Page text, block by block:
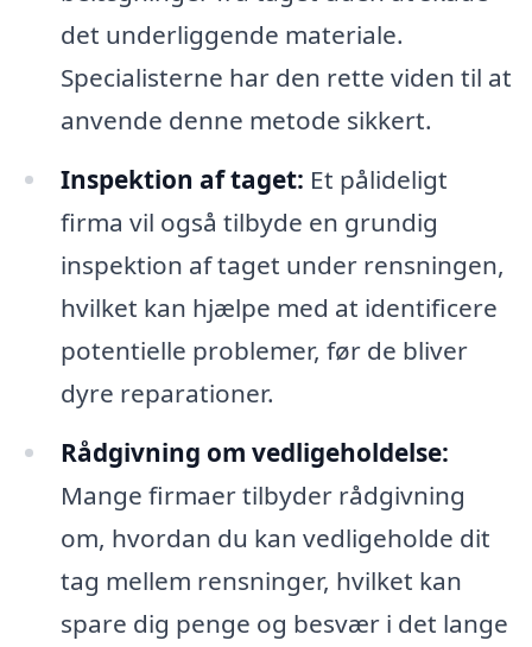
det underliggende materiale.
Specialisterne har den rette viden til at
anvende denne metode sikkert.
Inspektion af taget: Et pålideligt
firma vil også tilbyde en grundig
inspektion af taget under rensningen,
hvilket kan hjælpe med at identificere
potentielle problemer, før de bliver
dyre reparationer.
Rådgivning om vedligeholdelse:
Mange firmaer tilbyder rådgivning
om, hvordan du kan vedligeholde dit
tag mellem rensninger, hvilket kan
spare dig penge og besvær i det lange